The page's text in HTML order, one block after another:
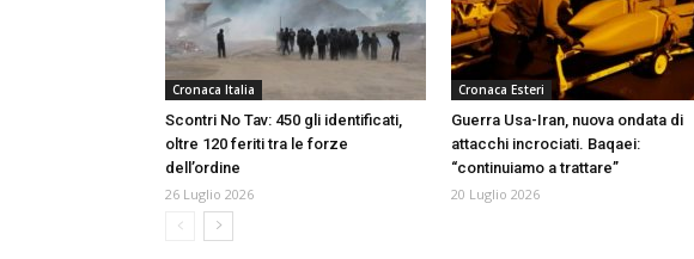
Cronaca Italia
Scontri No Tav: 450 gli identificati,
oltre 120 feriti tra le forze
dell’ordine
26 Luglio 2026
Cronaca Esteri
Guerra Usa-Iran, nuova ondata di
attacchi incrociati. Baqaei:
“continuiamo a trattare”
20 Luglio 2026